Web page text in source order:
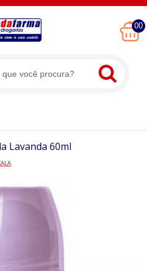
00
Lavanda 60ml